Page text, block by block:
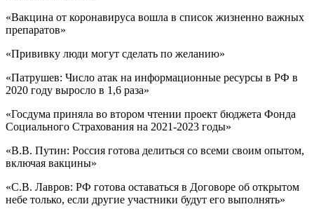
«Вакцина от коронавируса вошла в список жизненно важных
препаратов»
«Прививку люди могут сделать по желанию»
«Патрушев: Число атак на информационные ресурсы в РФ в
2020 году выросло в 1,6 раза»
«Госдума приняла во втором чтении проект бюджета Фонда
Социального Страхования на 2021-2023 годы»
«В.В. Путин: Россия готова делиться со всеми своим опытом,
включая вакцины»
«С.В. Лавров: РФ готова оставаться в Договоре об открытом
небе только, если другие участники будут его выполнять»